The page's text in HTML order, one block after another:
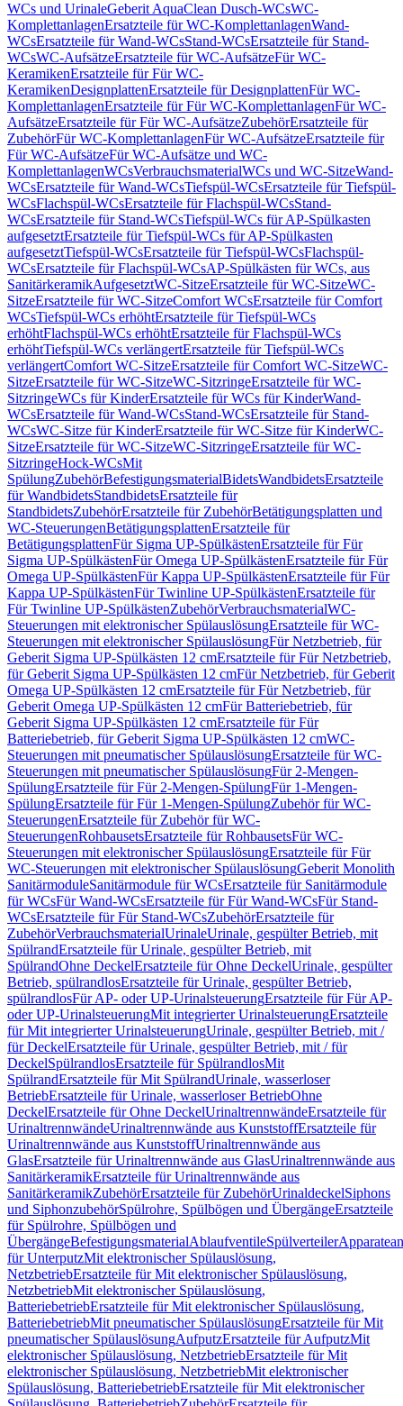
WCs und UrinaleGeberit AquaClean Dusch-WCsWC-
KomplettanlagenErsatzteile für WC-KomplettanlagenWand-
WCsErsatzteile für Wand-WCsStand-WCsErsatzteile für Stand-
WCsWC-AufsätzeErsatzteile für WC-AufsätzeFür WC-
KeramikenErsatzteile für Für WC-
KeramikenDesignplattenErsatzteile für DesignplattenFür WC-
KomplettanlagenErsatzteile für Für WC-KomplettanlagenFür WC-
AufsätzeErsatzteile für Für WC-AufsätzeZubehörErsatzteile für
ZubehörFür WC-KomplettanlagenFür WC-AufsätzeErsatzteile für
Für WC-AufsätzeFür WC-Aufsätze und WC-
KomplettanlagenWCsVerbrauchsmaterialWCs und WC-SitzeWand-
WCsErsatzteile für Wand-WCsTiefspül-WCsErsatzteile für Tiefspül-
WCsFlachspül-WCsErsatzteile für Flachspül-WCsStand-
WCsErsatzteile für Stand-WCsTiefspül-WCs für AP-Spülkasten
aufgesetztErsatzteile für Tiefspül-WCs für AP-Spülkasten
aufgesetztTiefspül-WCsErsatzteile für Tiefspül-WCsFlachspül-
WCsErsatzteile für Flachspül-WCsAP-Spülkästen für WCs, aus
SanitärkeramikAufgesetztWC-SitzeErsatzteile für WC-SitzeWC-
SitzeErsatzteile für WC-SitzeComfort WCsErsatzteile für Comfort
WCsTiefspül-WCs erhöhtErsatzteile für Tiefspül-WCs
erhöhtFlachspül-WCs erhöhtErsatzteile für Flachspül-WCs
erhöhtTiefspül-WCs verlängertErsatzteile für Tiefspül-WCs
verlängertComfort WC-SitzeErsatzteile für Comfort WC-SitzeWC-
SitzeErsatzteile für WC-SitzeWC-SitzringeErsatzteile für WC-
SitzringeWCs für KinderErsatzteile für WCs für KinderWand-
WCsErsatzteile für Wand-WCsStand-WCsErsatzteile für Stand-
WCsWC-Sitze für KinderErsatzteile für WC-Sitze für KinderWC-
SitzeErsatzteile für WC-SitzeWC-SitzringeErsatzteile für WC-
SitzringeHock-WCsMit
SpülungZubehörBefestigungsmaterialBidetsWandbidetsErsatzteile
für WandbidetsStandbidetsErsatzteile für
StandbidetsZubehörErsatzteile für ZubehörBetätigungsplatten und
WC-SteuerungenBetätigungsplattenErsatzteile für
BetätigungsplattenFür Sigma UP-SpülkästenErsatzteile für Für
Sigma UP-SpülkästenFür Omega UP-SpülkästenErsatzteile für Für
Omega UP-SpülkästenFür Kappa UP-SpülkästenErsatzteile für Für
Kappa UP-SpülkästenFür Twinline UP-SpülkästenErsatzteile für
Für Twinline UP-SpülkästenZubehörVerbrauchsmaterialWC-
Steuerungen mit elektronischer SpülauslösungErsatzteile für WC-
Steuerungen mit elektronischer SpülauslösungFür Netzbetrieb, für
Geberit Sigma UP-Spülkästen 12 cmErsatzteile für Für Netzbetrieb,
für Geberit Sigma UP-Spülkästen 12 cmFür Netzbetrieb, für Geberit
Omega UP-Spülkästen 12 cmErsatzteile für Für Netzbetrieb, für
Geberit Omega UP-Spülkästen 12 cmFür Batteriebetrieb, für
Geberit Sigma UP-Spülkästen 12 cmErsatzteile für Für
Batteriebetrieb, für Geberit Sigma UP-Spülkästen 12 cmWC-
Steuerungen mit pneumatischer SpülauslösungErsatzteile für WC-
Steuerungen mit pneumatischer SpülauslösungFür 2-Mengen-
SpülungErsatzteile für Für 2-Mengen-SpülungFür 1-Mengen-
SpülungErsatzteile für Für 1-Mengen-SpülungZubehör für WC-
SteuerungenErsatzteile für Zubehör für WC-
SteuerungenRohbausetsErsatzteile für RohbausetsFür WC-
Steuerungen mit elektronischer SpülauslösungErsatzteile für Für
WC-Steuerungen mit elektronischer SpülauslösungGeberit Monolith
SanitärmoduleSanitärmodule für WCsErsatzteile für Sanitärmodule
für WCsFür Wand-WCsErsatzteile für Für Wand-WCsFür Stand-
WCsErsatzteile für Für Stand-WCsZubehörErsatzteile für
ZubehörVerbrauchsmaterialUrinaleUrinale, gespülter Betrieb, mit
SpülrandErsatzteile für Urinale, gespülter Betrieb, mit
SpülrandOhne DeckelErsatzteile für Ohne DeckelUrinale, gespülter
Betrieb, spülrandlosErsatzteile für Urinale, gespülter Betrieb,
spülrandlosFür AP- oder UP-UrinalsteuerungErsatzteile für Für AP-
oder UP-UrinalsteuerungMit integrierter UrinalsteuerungErsatzteile
für Mit integrierter UrinalsteuerungUrinale, gespülter Betrieb, mit /
für DeckelErsatzteile für Urinale, gespülter Betrieb, mit / für
DeckelSpülrandlosErsatzteile für SpülrandlosMit
SpülrandErsatzteile für Mit SpülrandUrinale, wasserloser
BetriebErsatzteile für Urinale, wasserloser BetriebOhne
DeckelErsatzteile für Ohne DeckelUrinaltrennwändeErsatzteile für
UrinaltrennwändeUrinaltrennwände aus KunststoffErsatzteile für
Urinaltrennwände aus KunststoffUrinaltrennwände aus
GlasErsatzteile für Urinaltrennwände aus GlasUrinaltrennwände aus
SanitärkeramikErsatzteile für Urinaltrennwände aus
SanitärkeramikZubehörErsatzteile für ZubehörUrinaldeckelSiphons
und SiphonzubehörSpülrohre, Spülbögen und ÜbergängeErsatzteile
für Spülrohre, Spülbögen und
ÜbergängeBefestigungsmaterialAblaufventileSpülverteiler
für UnterputzMit elektronischer Spülauslösung,
NetzbetriebErsatzteile für Mit elektronischer Spülauslösung,
NetzbetriebMit elektronischer Spülauslösung,
BatteriebetriebErsatzteile für Mit elektronischer Spülauslösung,
BatteriebetriebMit pneumatischer SpülauslösungErsatzteile für Mit
pneumatischer SpülauslösungAufputzErsatzteile für AufputzMit
elektronischer Spülauslösung, NetzbetriebErsatzteile für Mit
elektronischer Spülauslösung, NetzbetriebMit elektronischer
Spülauslösung, BatteriebetriebErsatzteile für Mit elektronischer